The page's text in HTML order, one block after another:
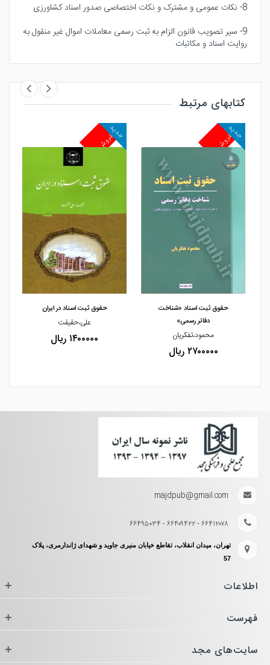
8- نکات عمومی و مشترک و نکات اختصاصی صدور اسناد کشاورزی
9- سیر تصویب قانون الزام به ثبت رسمی معاملات اموال غیر منقول به
روایت اسناد و مکاتبات
کتابهای مرتبط
مشاهده و خرید
پرفروش
جدید
مشاهده و خرید
حقوق ثبت اسناد «شناخت
دفاتر رسمی»
محمود،تفکریان
۲۷۰۰۰۰۰ ریال
پرفروش
جدید
حقوق ثبت اسناد در ایران
علی،حقیقت
۱۴۰۰۰۰۰ ریال
majdpub@gmail.com
۶۶۴۱۲۰۷۸ - ۶۶۴۰۹۴۲۲ - ۶۶۴۹۵۰۳۴
تهران، میدان انقلاب، تقاطع خیابان منیری جاوید و شهدای ژاندارمری، پلاک
57
اطلاعات +
فهرست +
سایت‌های مجد +